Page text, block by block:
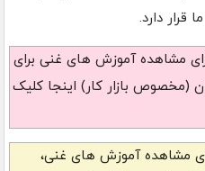
دارد.
مشاهده آموزش های غنی برای
(مخصوص بازار کار) اینجا کلیک
مشاهده آموزش های غنی،